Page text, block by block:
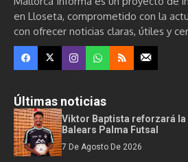
en Lloseta, comprometido con la
con ofrecer noticias claras, útiles y
Últimas noticias
Viktor Baptista reforzará la
Balears Palma Futsal
7 De Agosto De 2026